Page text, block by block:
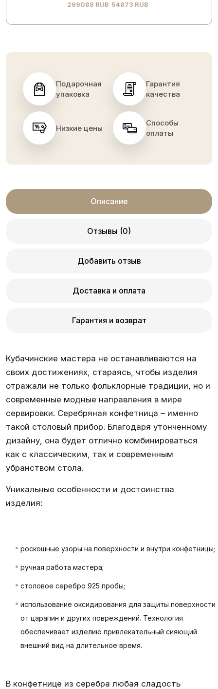
299088 RUB 54873 RUB
Подарочная
упаковка
Гарантия
качества
Низкие цены
Способы
оплаты
Описание
Отзывы (0)
Добавить отзыв
Доставка и оплата
Гарантия и возврат
Кубачинские мастера не останавливаются на
своих достижениях, стараясь, чтобы изделия
отражали не только фольклорные традиции, но и
современные модные направления в мире
сервировки. Серебряная конфетница – именно
такой столовый прибор. Благодаря утонченному
дизайну, она будет отлично комбинироваться
как с классическим, так и современным
убранством стола.
Уникальные особенности и достоинства
изделия:
роскошные узоры на поверхности и внутри конфетницы;
ручная работа мастера;
столовое серебро 925 пробы;
использование оксидирования для защиты поверхности
от царапин и других повреждений. Технология
обеспечивает изделию привлекательный сияющий
внешний вид на длительное время.
В конфетнице из серебра любая сладость